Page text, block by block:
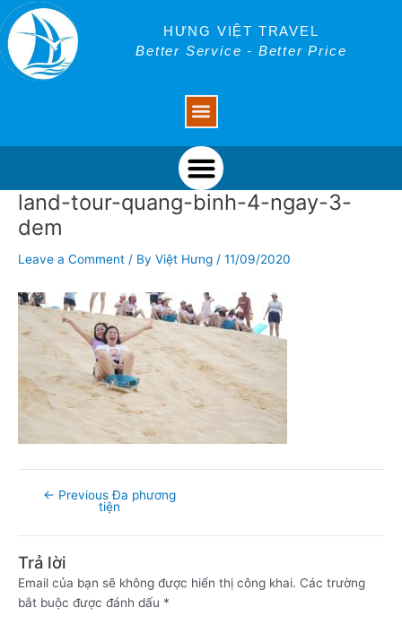
Skip
to
content
HƯNG VIỆT TRAVEL
Better Service - Better Price
Menu
land-tour-quang-binh-4-ngay-3-
dem
Leave a Comment / By Việt Hưng / 11/09/2020
Post
navigation
← Previous Đa phương
tiện
Trả lời
Email của bạn sẽ không được hiển thị công khai. Các trường
bắt buộc được đánh dấu *